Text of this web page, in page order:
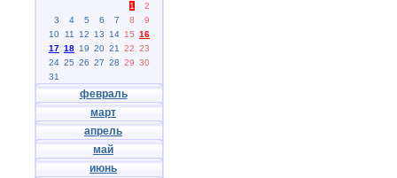
1
2
3
4 5 6 7 8
9
10
11 12 13 14 15 16
17 18 19 20 21 22 23
24 25 26 27 28 29 30
31
февраль
март
апрель
май
июнь